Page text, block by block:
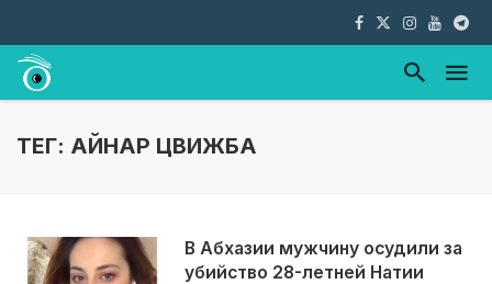
ТЕГ: АЙНАР ЦВИЖБА
В Абхазии мужчину осудили за
убийство 28-летней Натии